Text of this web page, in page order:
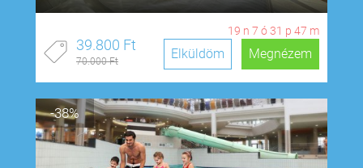
19 n 7 ó31 p 46 m
39.800 Ft
70.000 Ft Megnézem
Elküldöm
-38%